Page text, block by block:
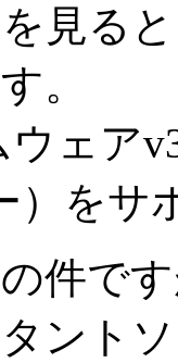
見る
。
ェア
）をサ
件で
ント